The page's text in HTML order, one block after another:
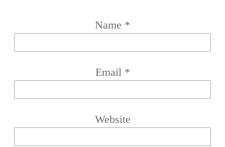
Name *
Email *
Website